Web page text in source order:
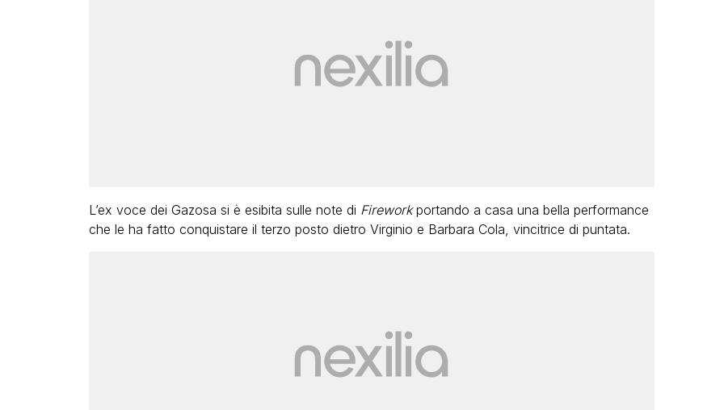
L’ex voce dei Gazosa si è esibita sulle note di Fireworkportando a casa una bella performance
che le ha fatto conquistare il terzo posto dietro Virginio e Barbara Cola, vincitrice di puntata.
compleanno con tutte le grandi
dive compie 15 anni: il video